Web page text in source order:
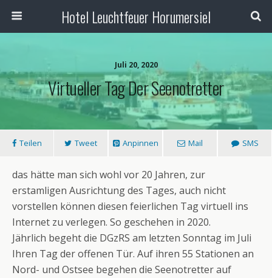
Hotel Leuchtfeuer Horumersiel
Juli 20, 2020
Virtueller Tag Der Seenotretter
Teilen Tweet Anpinnen Mail SMS
das hätte man sich wohl vor 20 Jahren, zur
erstamligen Ausrichtung des Tages, auch nicht
vorstellen können diesen feierlichen Tag virtuell ins
Internet zu verlegen. So geschehen in 2020.
Jährlich begeht die DGzRS am letzten Sonntag im Juli
Ihren Tag der offenen Tür. Auf ihren 55 Stationen an
Nord- und Ostsee begehen die Seenotretter auf